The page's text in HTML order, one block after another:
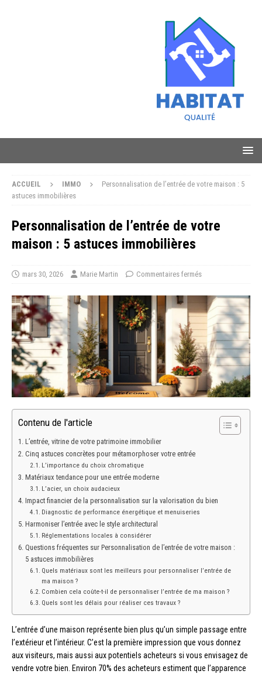
ACCUEIL IMMO
Personnalisation de l’entrée de votre maison : 5
astuces immobilières
Personnalisation de l’entrée de votre
maison : 5 astuces immobilières
mars 30, 2026 Marie Martin Commentaires fermés
Contenu de l'article
L’entrée, vitrine de votre patrimoine immobilier
Cinq astuces concrètes pour métamorphoser votre entrée
L’importance du choix chromatique
Matériaux tendance pour une entrée moderne
L’acier, un choix audacieux
Impact financier de la personnalisation sur la valorisation du bien
Diagnostic de performance énergétique et menuiseries
Harmoniser l’entrée avec le style architectural
Réglementations locales à considérer
Questions fréquentes sur Personnalisation de l’entrée de votre maison :
5 astuces immobilières
Quels matériaux sont les meilleurs pour personnaliser l’entrée de
ma maison ?
Combien cela coûte-t-il de personnaliser l’entrée de ma maison ?
Quels sont les délais pour réaliser ces travaux ?
L’entrée d’une maison représente bien plus qu’un simple passage entre
l’extérieur et l’intérieur. C’est la première impression que vous donnez
aux visiteurs, mais aussi aux potentiels acheteurs si vous envisagez de
vendre votre bien. Environ 70% des acheteurs estiment que l’apparence